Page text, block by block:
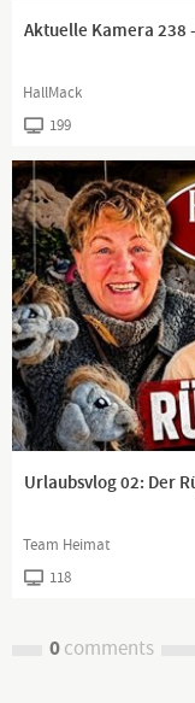
Aktuelle Kamera 238
HallMack
199
Urlaubsvlog 02: Der
Team Heimat
118
0comments